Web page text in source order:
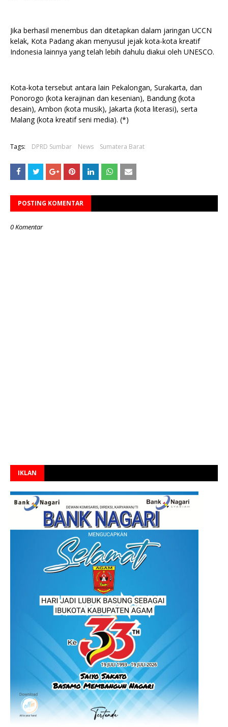
Jika berhasil menembus dan ditetapkan dalam jaringan UCCN
kelak, Kota Padang akan menyusul jejak kota-kota kreatif
Indonesia lainnya yang telah lebih dahulu diakui oleh UNESCO.
Kota-kota tersebut antara lain Pekalongan, Surakarta, dan
Ponorogo (kota kerajinan dan kesenian), Bandung (kota
desain), Ambon (kota musik), Jakarta (kota literasi), serta
Malang (kota kreatif seni media). (*)
Tags: DPRD Sumbar News Sumatera Barat
POSTING KOMENTAR
0 Komentar
IKLAN